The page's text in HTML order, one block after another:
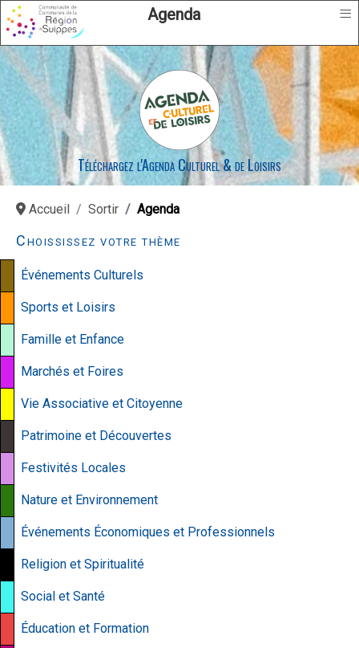
Agenda ≡
Téléchargez l'Agenda Culturel & de Loisirs
Accueil Sortir Agenda
Choississez votre thème
Événements Culturels
Sports et Loisirs
Famille et Enfance
Marchés et Foires
Vie Associative et Citoyenne
Patrimoine et Découvertes
Festivités Locales
Nature et Environnement
Événements Économiques et Professionnels
Religion et Spiritualité
Social et Santé
Éducation et Formation